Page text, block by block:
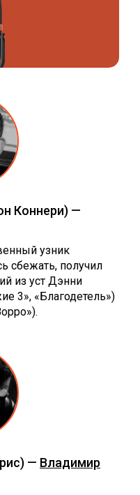
Коннери) —
узник
сбежать, получил
из уст Дэнни
3», «Благодетель»)
— Владимир